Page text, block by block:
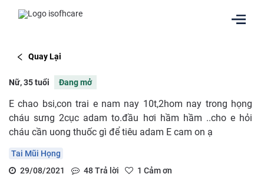
Quay Lại
Nữ, 35 tuổi Đang mở
E chao bsi,con trai e nam nay 10t,2hom nay trong họng
cháu sưng 2cục adam to.đầu hơi hầm hầm ..cho e hỏi
cháu cần uong thuốc gì để tiêu adam E cam on ạ
Tai Mũi Họng
29/08/2021
48Trả lời 1 Cảm ơn